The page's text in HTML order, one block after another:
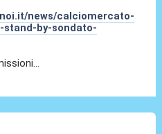
news/calciomercato-
stand-by-sondato-